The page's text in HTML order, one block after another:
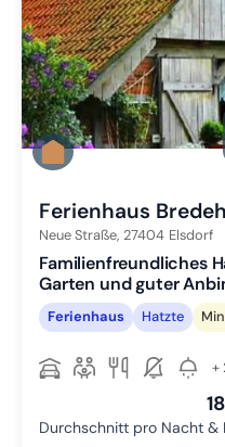
Ferienhaus
Neue Straße, 27404 Elsdorf
Familienfreundliches
Garten und guter
Ferienhaus Hatzte
+
Durchschnitt pro Nacht &